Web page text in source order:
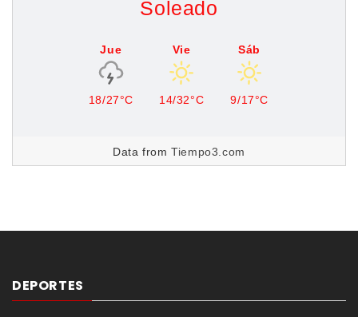
Soleado
Jue
18/27°C
Vie
14/32°C
Sáb
9/17°C
Data fromTiempo3.com
DEPORTES